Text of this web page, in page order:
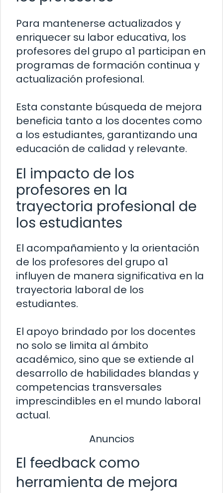
Para mantenerse actualizados y
enriquecer su labor educativa, los
profesores del grupo a1 participan en
programas de formación continua y
actualización profesional.
Esta constante búsqueda de mejora
beneficia tanto a los docentes como
a los estudiantes, garantizando una
educación de calidad y relevante.
El impacto de los
profesores en la
trayectoria profesional de
los estudiantes
El acompañamiento y la orientación
de los profesores del grupo a1
influyen de manera significativa en la
trayectoria laboral de los
estudiantes.
El apoyo brindado por los docentes
no solo se limita al ámbito
académico, sino que se extiende al
desarrollo de habilidades blandas y
competencias transversales
imprescindibles en el mundo laboral
actual.
Anuncios
El feedback como
herramienta de mejora